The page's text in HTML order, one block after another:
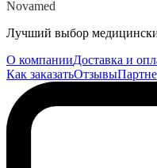
Novamed
Лучший выбор
О компанииДоставка и
Как заказатьОтзывы